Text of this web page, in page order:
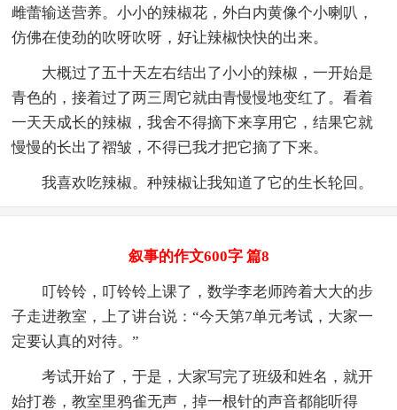
雌蕾输送营养。小小的辣椒花，外白内黄像个小喇叭，
仿佛在使劲的吹呀吹呀，好让辣椒快快的出来。
大概过了五十天左右结出了小小的辣椒，一开始是
青色的，接着过了两三周它就由青慢慢地变红了。看着
一天天成长的辣椒，我舍不得摘下来享用它，结果它就
慢慢的长出了褶皱，不得已我才把它摘了下来。
我喜欢吃辣椒。种辣椒让我知道了它的生长轮回。
叙事的作文600字 篇8
叮铃铃，叮铃铃上课了，数学李老师跨着大大的步
子走进教室，上了讲台说：“今天第7单元考试，大家一
定要认真的对待。”
考试开始了，于是，大家写完了班级和姓名，就开
始打卷，教室里鸦雀无声，掉一根针的声音都能听得